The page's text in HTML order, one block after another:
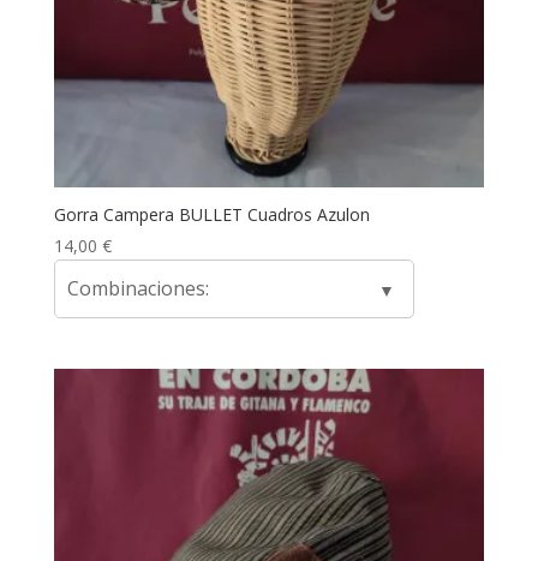
Gorra Campera BULLET Cuadros Azulon
14,00 €
Combinaciones: